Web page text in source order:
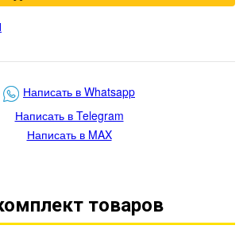
Написать в Whatsapp
Написать в Telegram
Написать в MAX
товаров